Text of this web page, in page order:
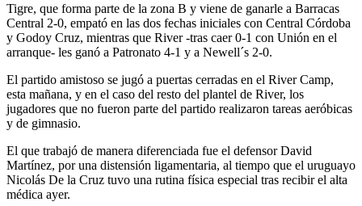
Tigre, que forma parte de la zona B y viene de ganarle a Barracas
Central 2-0, empató en las dos fechas iniciales con Central Córdoba
y Godoy Cruz, mientras que River -tras caer 0-1 con Unión en el
arranque- les ganó a Patronato 4-1 y a Newell´s 2-0.
El partido amistoso se jugó a puertas cerradas en el River Camp,
esta mañana, y en el caso del resto del plantel de River, los
jugadores que no fueron parte del partido realizaron tareas aeróbicas
y de gimnasio.
El que trabajó de manera diferenciada fue el defensor David
Martínez, por una distensión ligamentaria, al tiempo que el uruguayo
Nicolás De la Cruz tuvo una rutina física especial tras recibir el alta
médica ayer.